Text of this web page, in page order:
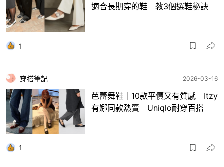
適合長期穿的鞋 教3個選鞋秘訣
1
穿搭筆記 2026-03-16
芭蕾舞鞋｜10款平價又有質感 Itzy
有娜同款熱賣 Uniqlo耐穿百搭
1